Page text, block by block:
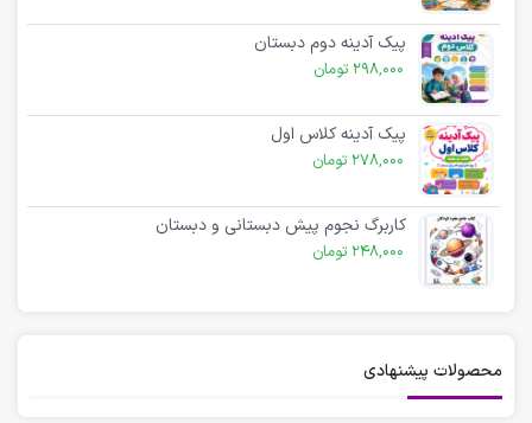
پیک آدینه دوم دبستان
298,000 تومان
پیک آدینه کلاس اول
278,000 تومان
کاربرگ نجوم پیش دبستانی و دبستان
248,000 تومان
محصولات پیشنهادی